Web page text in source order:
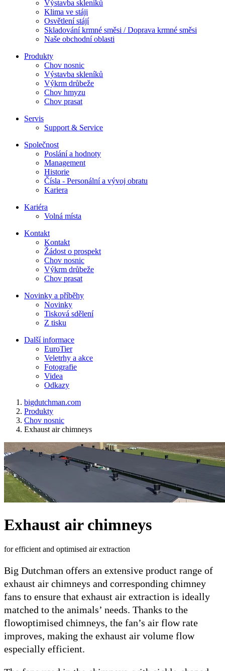
Výstavba skleníků
Klima ve stáji
Osvětlení stájí
Skladování krmné směsi / Doprava krmné směsi
Naše obchodní oblasti
Produkty
Chov nosnic
Výstavba skleníků
Výkrm drůbeže
Chov hmyzu
Chov prasat
Servis
Support & Service
Společnost
Poslání a hodnoty
Management
Historie
Čísla - Personální a vývoj obratu
Kariera
Kariéra
Volná místa
Kontakt
Kontakt
Žádost o prospekt
Chov nosnic
Výkrm drůbeže
Chov prasat
Novinky a příběhy
Novinky
Tisková sdělení
Z tisku
Další informace
EuroTier
Veletrhy a akce
Fotografie
Videa
Odkazy
bigdutchman.com
Produkty
Chov nosnic
Exhaust air chimneys
Exhaust air chimneys
for efficient and optimised air extraction
Big Dutchman offers an extensive product range of
exhaust air chimneys and corresponding chimney
fans to ensure that exhaust air extraction is ideally
matched to the animals’ needs. Thanks to the
flowoptimised chimneys, the fan’s air flow rate
improves, making the exhaust air volume flow
especially efficient.